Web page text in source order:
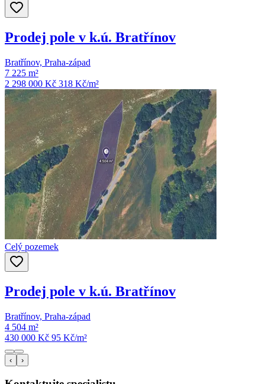
Prodej pole v k.ú. Bratřínov
Bratřínov, Praha-západ
7 225 m²
2 298 000 Kč 318 Kč/m²
Celý pozemek
Prodej pole v k.ú. Bratřínov
Bratřínov, Praha-západ
4 504 m²
430 000 Kč 95 Kč/m²
‹ ›